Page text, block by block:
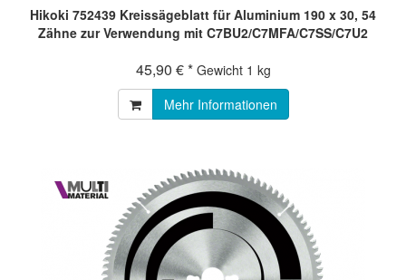
Hikoki 752439 Kreissägeblatt für Aluminium 190 x 30, 54
Zähne zur Verwendung mit C7BU2/C7MFA/C7SS/C7U2
45,90 € * Gewicht 1 kg
Mehr Informationen